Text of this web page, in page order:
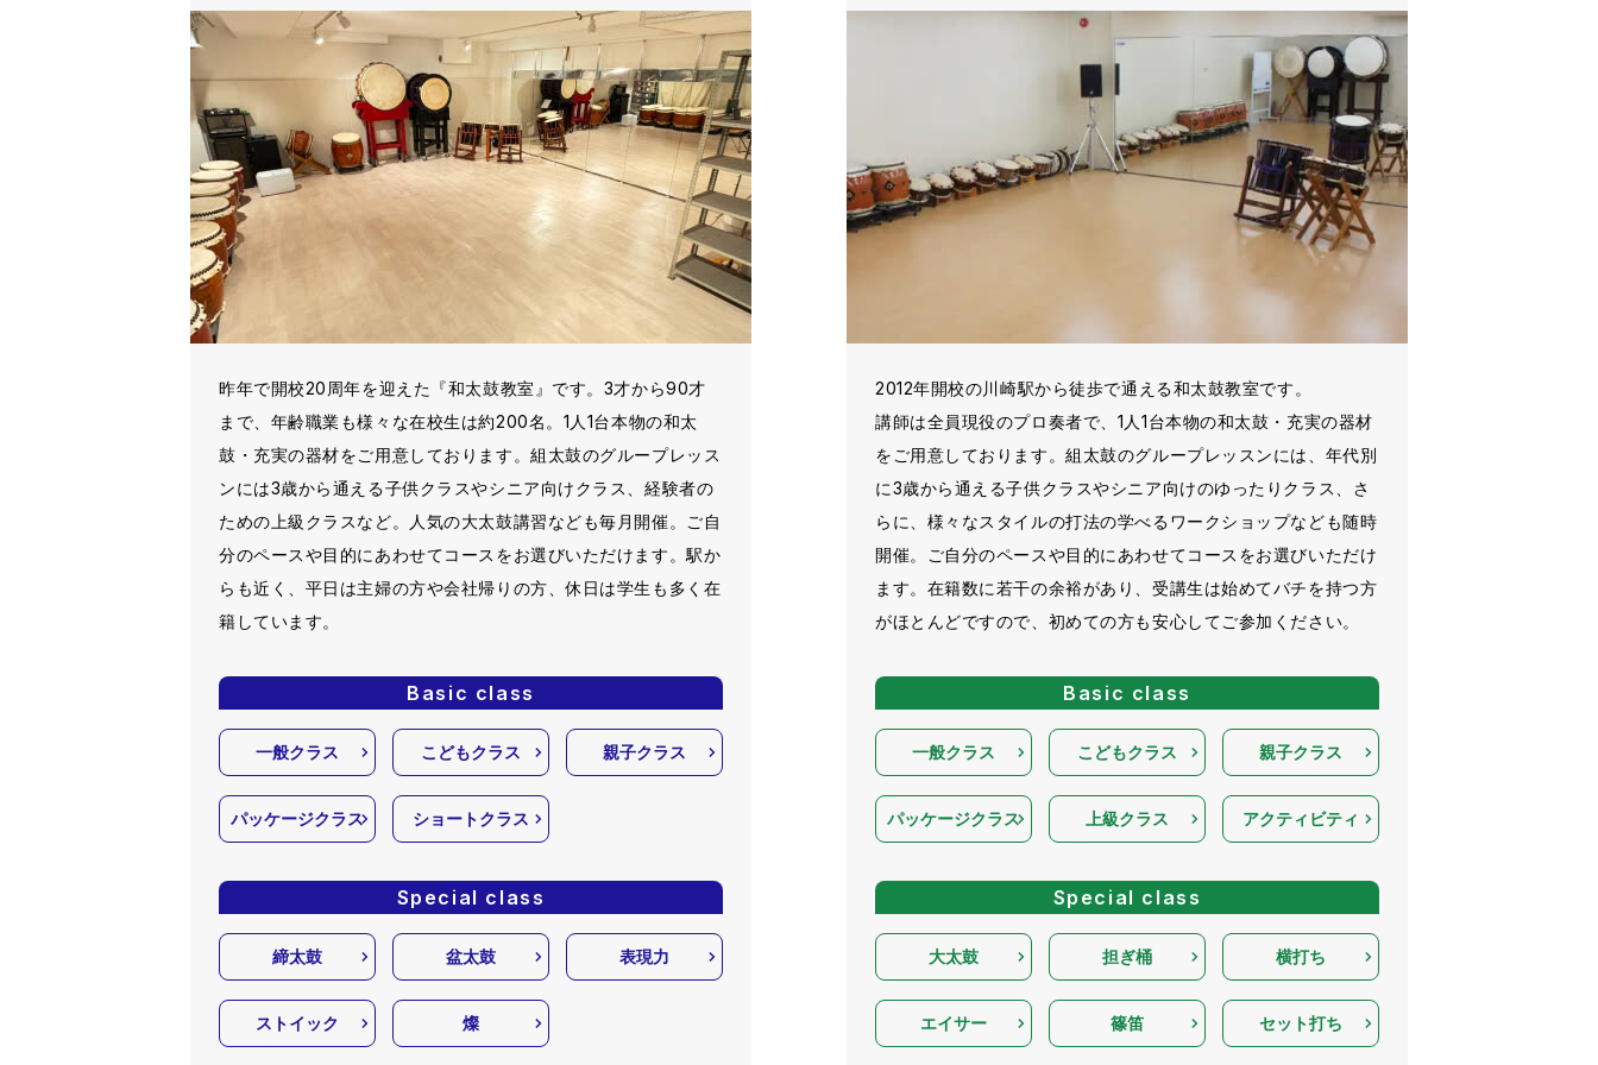
昨年で開校20周年を迎えた『和太鼓教室』です。3才から90才
まで、年齢職業も様々な在校生は約200名。1人1台本物の和太
鼓・充実の器材をご用意しております。組太鼓のグループレッス
ンには3歳から通える子供クラスやシニア向けクラス、経験者の
ための上級クラスなど。人気の大太鼓講習なども毎月開催。ご自
分のペースや目的にあわせてコースをお選びいただけます。駅か
らも近く、平日は主婦の方や会社帰りの方、休日は学生も多く在
籍しています。
Basic class
一般クラス こどもクラス 親子クラス
パッケージクラス ショートクラス
Special class
締太鼓 盆太鼓 表現力
ストイック 燦
2012年開校の川崎駅から徒歩で通える和太鼓教室です。
講師は全員現役のプロ奏者で、1人1台本物の和太鼓・充実の器材
をご用意しております。組太鼓のグループレッスンには、年代別
に3歳から通える子供クラスやシニア向けのゆったりクラス、さ
らに、様々なスタイルの打法の学べるワークショップなども随時
開催。ご自分のペースや目的にあわせてコースをお選びいただけ
ます。在籍数に若干の余裕があり、受講生は始めてバチを持つ方
がほとんどですので、初めての方も安心してご参加ください。
Basic class
一般クラス こどもクラス 親子クラス
パッケージクラス 上級クラス アクティビティ
Special class
大太鼓 担ぎ桶 横打ち
エイサー 篠笛 セット打ち